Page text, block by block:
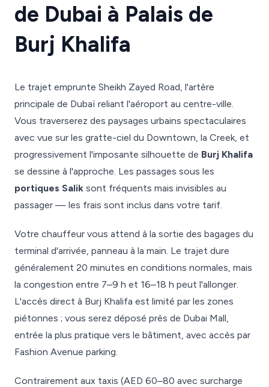
de Dubai à Palais de
Burj Khalifa
Le trajet emprunte Sheikh Zayed Road, l'artère
principale de Dubaï reliant l'aéroport au centre-ville.
Vous traverserez des paysages urbains spectaculaires
avec vue sur les gratte-ciel du Downtown, la Creek, et
progressivement l'imposante silhouette de Burj Khalifa
se dessine à l'approche. Les passages sous les
portiques Salik sont fréquents mais invisibles au
passager — les frais sont inclus dans votre tarif.
Votre chauffeur vous attend à la sortie des bagages du
terminal d'arrivée, panneau à la main. Le trajet dure
généralement 20 minutes en conditions normales, mais
la congestion entre 7–9 h et 16–18 h peut l'allonger.
L'accès direct à Burj Khalifa est limité par les zones
piétonnes ; vous serez déposé près de Dubai Mall,
entrée la plus pratique vers le bâtiment, avec accès par
Fashion Avenue parking.
Contrairement aux taxis (AED 60–80 avec surcharge